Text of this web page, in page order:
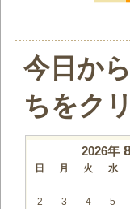
今日か
ちをク
2026年
日 月 火 水
2
3 4 5